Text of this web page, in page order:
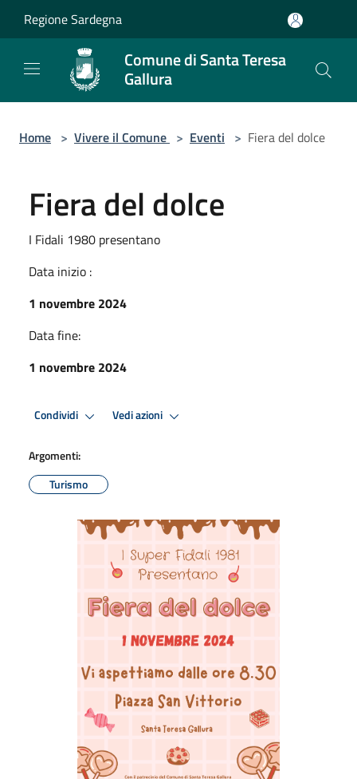
Regione Sardegna
Comune di Santa Teresa
Gallura
Home > Vivere il Comune > Eventi > Fiera del dolce
Fiera del dolce
I Fidali 1980 presentano
Data inizio :
1 novembre 2024
Data fine:
1 novembre 2024
Condividi Vedi azioni
Argomenti:
Turismo